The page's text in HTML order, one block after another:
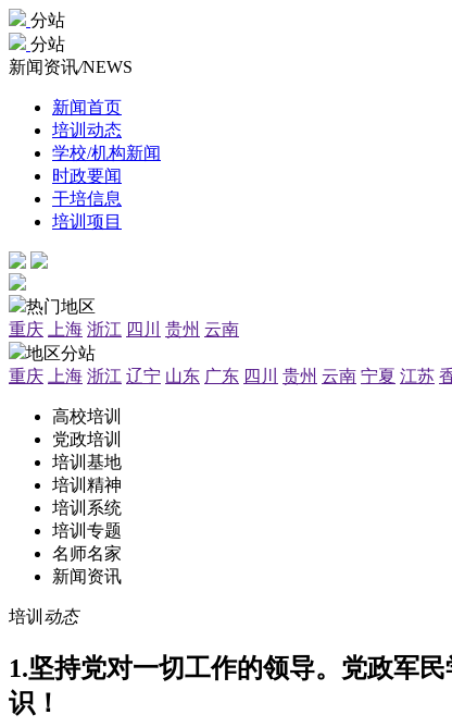
分站
分站
新闻资讯/NEWS
新闻首页
培训动态
学校/机构新闻
时政要闻
干培信息
培训项目
热门地区
重庆
上海 浙江 四川 贵州 云南
地区分站
重庆
上海 浙江 辽宁 山东 广东 四川 贵州 云南 宁夏 江苏
高校培训
党政培训
培训基地
培训精神
培训系统
培训专题
名师名家
新闻资讯
培训 动态
1.坚持党对一切工作的领导。党政军
识！